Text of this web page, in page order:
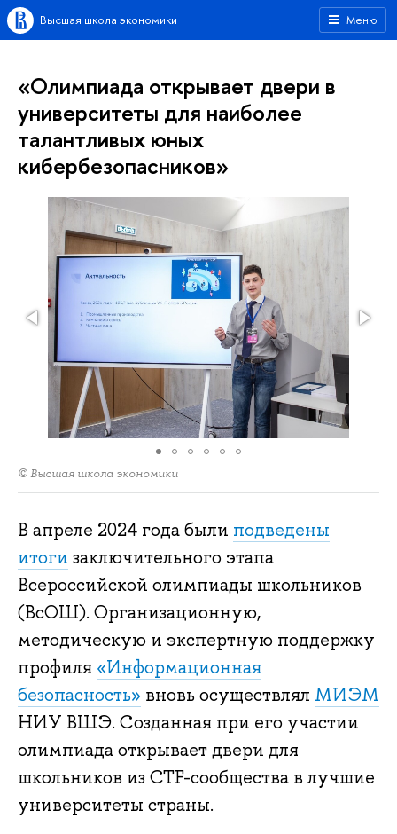
Меню
Высшая школа экономики
«Олимпиада открывает двери в
университеты для наиболее
талантливых юных
кибербезопасников»
© Высшая школа экономики
В апреле 2024 года были подведены
итоги заключительного этапа
Всероссийской олимпиады школьников
(ВсОШ). Организационную,
методическую и экспертную поддержку
профиля «Информационная
безопасность» вновь осуществлял МИЭМ
НИУ ВШЭ. Созданная при его участии
олимпиада открывает двери для
школьников из CTF-сообщества в лучшие
университеты страны.